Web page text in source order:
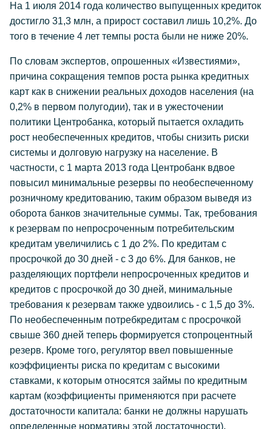
На 1 июля 2014 года количество выпущенных кредиток
достигло 31,3 млн, а прирост составил лишь 10,2%. До
того в течение 4 лет темпы роста были не ниже 20%.
По словам экспертов, опрошенных «Известиями»,
причина сокращения темпов роста рынка кредитных
карт как в снижении реальных доходов населения (на
0,2% в первом полугодии), так и в ужесточении
политики Центробанка, который пытается охладить
рост необеспеченных кредитов, чтобы снизить риски
системы и долговую нагрузку на население. В
частности, с 1 марта 2013 года Центробанк вдвое
повысил минимальные резервы по необеспеченному
розничному кредитованию, таким образом выведя из
оборота банков значительные суммы. Так, требования
к резервам по непросроченным потребительским
кредитам увеличились с 1 до 2%. По кредитам с
просрочкой до 30 дней - с 3 до 6%. Для банков, не
разделяющих портфели непросроченных кредитов и
кредитов с просрочкой до 30 дней, минимальные
требования к резервам также удвоились - с 1,5 до 3%.
По необеспеченным потребкредитам с просрочкой
свыше 360 дней теперь формируется стопроцентный
резерв. Кроме того, регулятор ввел повышенные
коэффициенты риска по кредитам с высокими
ставками, к которым относятся займы по кредитным
картам (коэффициенты применяются при расчете
достаточности капитала: банки не должны нарушать
определенные нормативы этой достаточности).